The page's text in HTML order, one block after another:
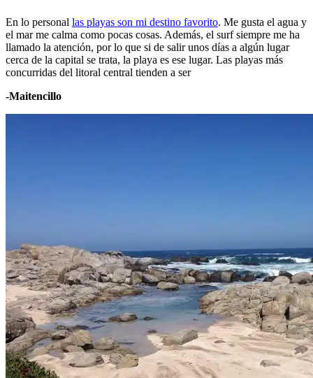
En lo personal las playas son mi destino favorito. Me gusta el agua y
el mar me calma como pocas cosas. Además, el surf siempre me ha
llamado la atención, por lo que si de salir unos días a algún lugar
cerca de la capital se trata, la playa es ese lugar. Las playas más
concurridas del litoral central tienden a ser
-Maitencillo